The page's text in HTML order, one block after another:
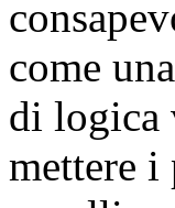
come
di logica
mettere i